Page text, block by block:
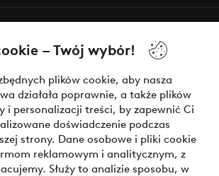
– Twój wybór!
plików cookie, aby nasza
działała poprawnie, a także plików
i personalizacji treści, by zapewnić Ci
doświadczenie podczas
strony. Dane osobowe i pliki cookie
reklamowym i analitycznym, z
Służy to analizie sposobu, w
- zapłać teraz lub podziel się